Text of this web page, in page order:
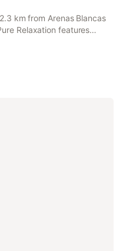
km from Arenas Blancas
Relaxation features
WiFi and free private
offers a patio.